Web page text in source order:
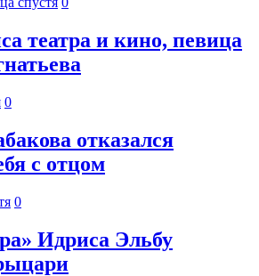
театра и кино, певица
0
отказался
с отцом
0
Идриса Эльбу